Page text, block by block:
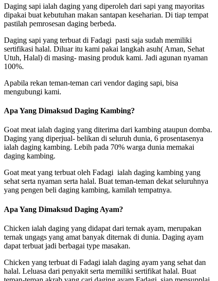
Daging sapi ialah daging yang diperoleh dari sapi yang mayoritas
dipakai buat kebutuhan makan santapan keseharian. Di tiap tempat
pastilah pemrosesan daging berbeda.
Daging sapi yang terbuat di Fadagi pasti saja sudah memiliki
sertifikasi halal. Diluar itu kami pakai langkah asuh( Aman, Sehat
Utuh, Halal) di masing- masing produk kami. Jadi agunan nyaman
100%.
Apabila rekan teman-teman cari vendor daging sapi, bisa
mengubungi kami.
Apa Yang Dimaksud Daging Kambing?
Goat meat ialah daging yang diterima dari kambing ataupun domba.
Daging yang diperjual- belikan di seluruh dunia, 6 prosentasenya
ialah daging kambing. Lebih pada 70% warga dunia memakai
daging kambing.
Goat meat yang terbuat oleh Fadagi ialah daging kambing yang
sehat serta nyaman serta halal. Buat teman-teman dekat seluruhnya
yang pengen beli daging kambing, kamilah tempatnya.
Apa Yang Dimaksud Daging Ayam?
Chicken ialah daging yang didapat dari ternak ayam, merupakan
ternak ungags yang amat banyak diternak di dunia. Daging ayam
dapat terbuat jadi berbagai type masakan.
Chicken yang terbuat di Fadagi ialah daging ayam yang sehat dan
halal. Leluasa dari penyakit serta memiliki sertifikat halal. Buat